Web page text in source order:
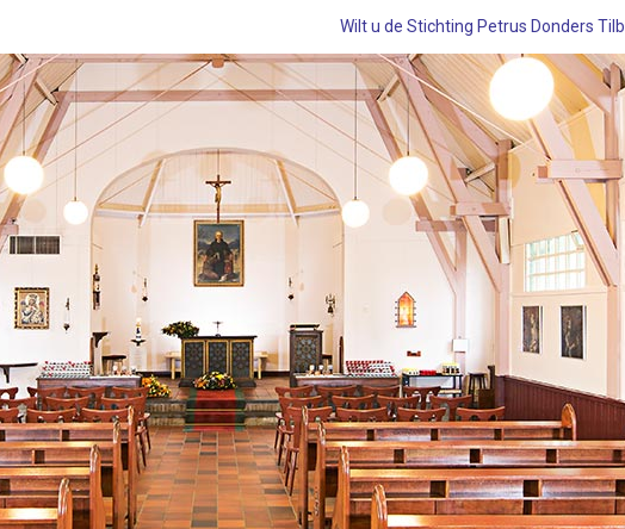
Wilt u de Stichting Petrus Donders